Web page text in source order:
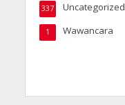
Uncategorized
337
Wawancara
1